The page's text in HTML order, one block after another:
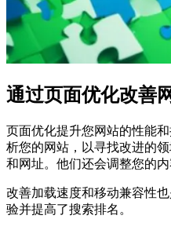
通过页面优化改善
页面优化提升您网站的性能
析您的网站，以寻找改进的
和网址。他们还会调整您的内
改善加载速度和移动兼容性
验并提高了搜索排名。